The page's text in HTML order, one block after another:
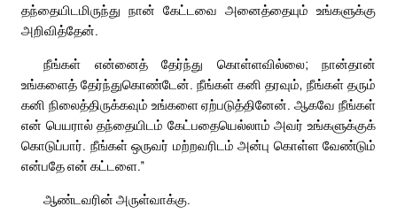
தந்தையிடமிருந்து நான் கேட்டவை அனைத்தையும் உங்களுக்கு
அறிவித்தேன்.
நீங்கள் என்னைத் தேர்ந்து கொள்ளவில்லை; நான்தான்
உங்களைத் தேர்ந்துகொண்டேன். நீங்கள் கனி தரவும், நீங்கள் தரும்
கனி நிலைத்திருக்கவும் உங்களை ஏற்படுத்தினேன். ஆகவே நீங்கள்
என் பெயரால் தந்தையிடம் கேட்பதையெல்லாம் அவர் உங்களுக்குக்
கொடுப்பார். நீங்கள் ஒருவர் மற்றவரிடம் அன்பு கொள்ள வேண்டும்
என்பதே என் கட்டளை.”
ஆண்டவரின் அருள்வாக்கு.